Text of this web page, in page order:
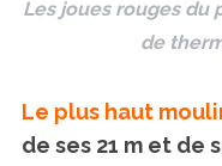
Les joues rouges du
de
Le plus haut
de ses 21 m et de